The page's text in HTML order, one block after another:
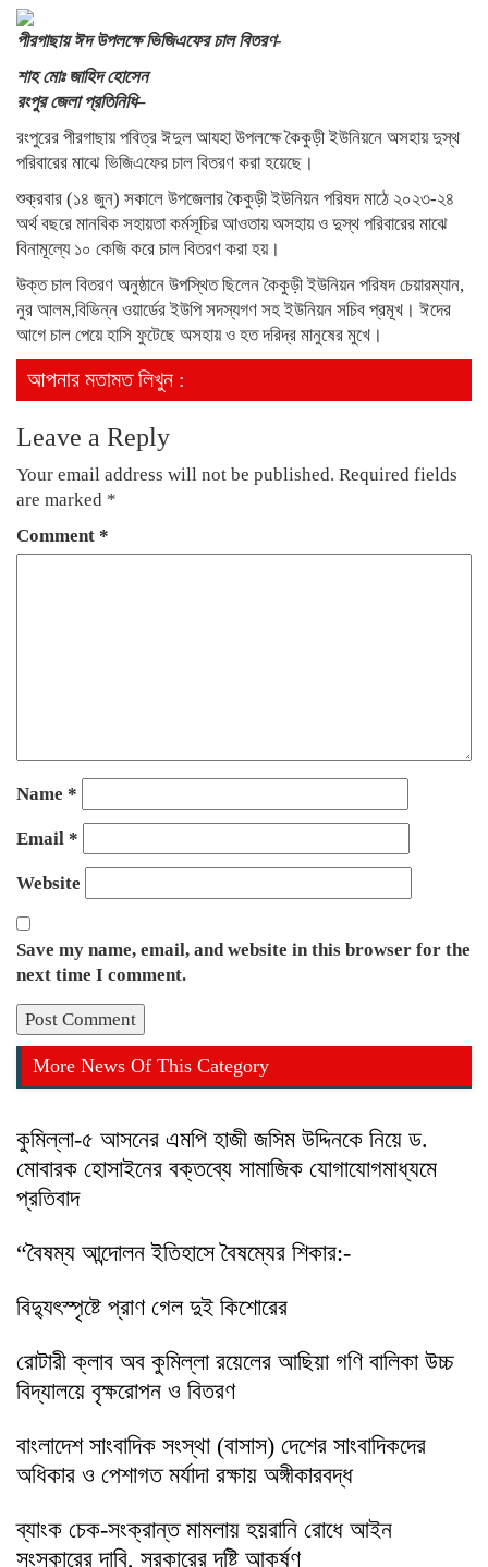
পীরগাছায় ঈদ উপলক্ষে ভিজিএফের চাল বিতরণ-
শাহ মোঃ জাহিদ হোসেন
রংপুর জেলা প্রতিনিধি–
রংপুরের পীরগাছায় পবিত্র ঈদুল আযহা উপলক্ষে কৈকুড়ী ইউনিয়নে অসহায় দুস্থ
পরিবারের মাঝে ভিজিএফের চাল বিতরণ করা হয়েছে।
শুক্রবার (১৪ জুন) সকালে উপজেলার কৈকুড়ী ইউনিয়ন পরিষদ মাঠে ২০২৩-২৪
অর্থ বছরে মানবিক সহায়তা কর্মসূচির আওতায় অসহায় ও দুস্থ পরিবারের মাঝে
বিনামূল্যে ১০ কেজি করে চাল বিতরণ করা হয়।
উক্ত চাল বিতরণ অনুষ্ঠানে উপস্থিত ছিলেন কৈকুড়ী ইউনিয়ন পরিষদ চেয়ারম্যান,
নুর আলম,বিভিন্ন ওয়ার্ডের ইউপি সদস্যগণ সহ ইউনিয়ন সচিব প্রমূখ। ঈদের
আগে চাল পেয়ে হাসি ফুটেছে অসহায় ও হত দরিদ্র মানুষের মুখে।
আপনার মতামত লিখুন :
Leave a Reply
Your email address will not be published. Required fields
are marked *
Comment *
Name *
Email *
Website
Save my name, email, and website in this browser for the
next time I comment.
More News Of This Category
কুমিল্লা-৫ আসনের এমপি হাজী জসিম উদ্দিনকে নিয়ে ড.
মোবারক হোসাইনের বক্তব্যে সামাজিক যোগাযোগমাধ্যমে
প্রতিবাদ
“বৈষম্য আন্দোলন ইতিহাসে বৈষম্যের শিকার:-
বিদ্যুৎস্পৃষ্টে প্রাণ গেল দুই কিশোরের
রোটারী ক্লাব অব কুমিল্লা রয়েলের আছিয়া গণি বালিকা উচ্চ
বিদ্যালয়ে বৃক্ষরোপন ও বিতরণ
বাংলাদেশ সাংবাদিক সংস্থা (বাসাস) দেশের সাংবাদিকদের
অধিকার ও পেশাগত মর্যাদা রক্ষায় অঙ্গীকারবদ্ধ
ব্যাংক চেক-সংক্রান্ত মামলায় হয়রানি রোধে আইন
সংস্কারের দাবি, সরকারের দৃষ্টি আকর্ষণ